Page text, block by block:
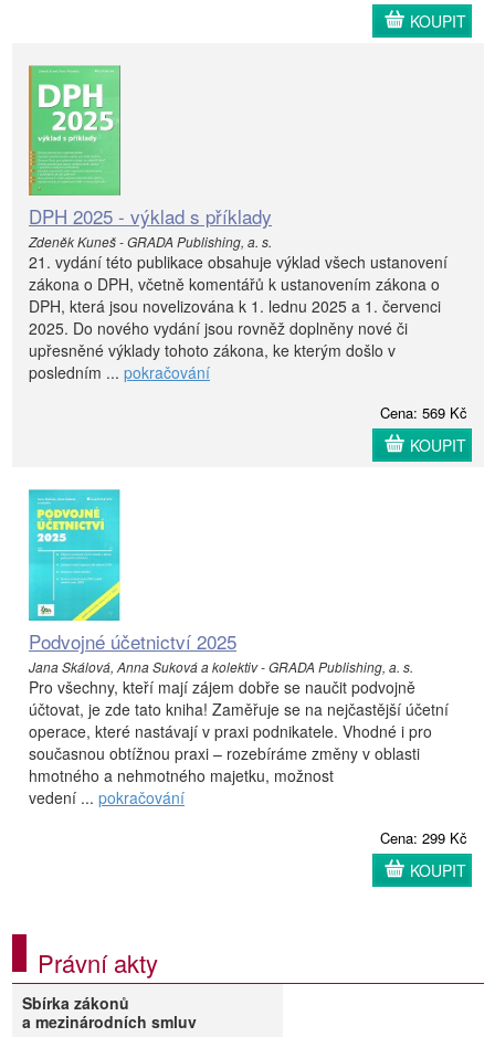
KOUPIT
DPH 2025 - výklad s příklady
Zdeněk Kuneš - GRADA Publishing, a. s.
21. vydání této publikace obsahuje výklad všech ustanovení
zákona o DPH, včetně komentářů k ustanovením zákona o
DPH, která jsou novelizována k 1. lednu 2025 a 1. červenci
2025. Do nového vydání jsou rovněž doplněny nové či
upřesněné výklady tohoto zákona, ke kterým došlo v
posledním ... pokračování
Cena: 569 Kč
KOUPIT
Podvojné účetnictví 2025
Jana Skálová, Anna Suková a kolektiv - GRADA Publishing, a. s.
Pro všechny, kteří mají zájem dobře se naučit podvojně
účtovat, je zde tato kniha! Zaměřuje se na nejčastější účetní
operace, které nastávají v praxi podnikatele. Vhodné i pro
současnou obtížnou praxi – rozebíráme změny v oblasti
hmotného a nehmotného majetku, možnost
vedení ... pokračování
Cena: 299 Kč
KOUPIT
Právní akty
Sbírka zákonů
a mezinárodních smluv